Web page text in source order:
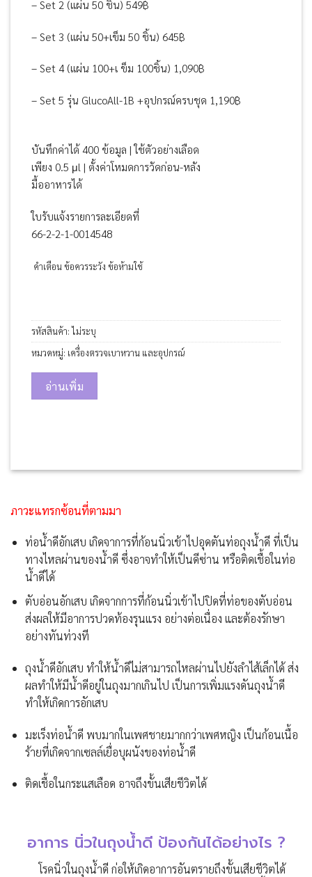
1,190฿
– Set 2 (แผ่น 50 ชิ้น) 549฿
– Set 3 (แผ่น 50+เข็ม 50 ชิ้น) 645฿
– Set 4 (แผ่น 100+เ ข็ม 100ชิ้น) 1,090฿
– Set 5 รุ่น GlucoAll-1B +อุปกรณ์ครบชุด 1,190฿
บันทึกค่าได้ 400 ข้อมูล | ใช้ตัวอย่างเลือด
เพียง 0.5 μl | ตั้งค่าโหมดการวัดก่อน-หลัง
มื้ออาหารได้
ใบรับแจ้งรายการละเอียดที่
66-2-2-1-0014548
คำเตือน ข้อควรระวัง ข้อห้ามใช้
รหัสสินค้า: ไม่ระบุ
หมวดหมู่: เครื่องตรวจเบาหวาน และอุปกรณ์
อ่านเพิ่ม
ภาวะแทรกซ้อนที่ตามมา
ท่อน้ำดีอักเสบ เกิดจาการที่ก้อนนิ่วเข้าไปอุดตันท่อถุงน้ำดี ที่เป็น
ทางไหลผ่านของน้ำดี ซึ่งอาจทำให้เป็นดีซ่าน หรือติดเชื้อในท่อ
น้ำดีได้
ตับอ่อนอักเสบ เกิดจากการที่ก้อนนิ่วเข้าไปปิดที่ท่อของตับอ่อน
ส่งผลให้มีอาการปวดท้องรุนแรง อย่างต่อเนื่อง และต้องรักษา
อย่างทันท่วงที
ถุงน้ำดีอักเสบ ทำให้น้ำดีไม่สามารถไหลผ่านไปยังลำไส้เล็กได้ ส่ง
ผลทำให้มีน้ำดีอยู่ในถุงมากเกินไป เป็นการเพิ่มแรงดันถุงน้ำดี
ทำให้เกิดการอักเสบ
มะเร็งท่อน้ำดี พบมากในเพศชายมากกว่าเพศหญิง เป็นก้อนเนื้อ
ร้ายที่เกิดจากเซลล์เยื่อบุผนังของท่อน้ำดี
ติดเชื้อในกระแสเลือด อาจถึงขั้นเสียชีวิตได้
อาการ นิ่วในถุงน้ำดี ป้องกันได้อย่างไร ?
โรคนิ่วในถุงน้ำดี ก่อให้เกิดอาการอันตรายถึงขั้นเสียชีวิตได้